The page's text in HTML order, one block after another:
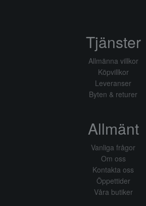
Tjänster
Allmänna villkor
Köpvillkor
Leveranser
Byten & returer
Allmänt
Vanliga frågor
Om oss
Kontakta oss
Öppettider
Våra butiker